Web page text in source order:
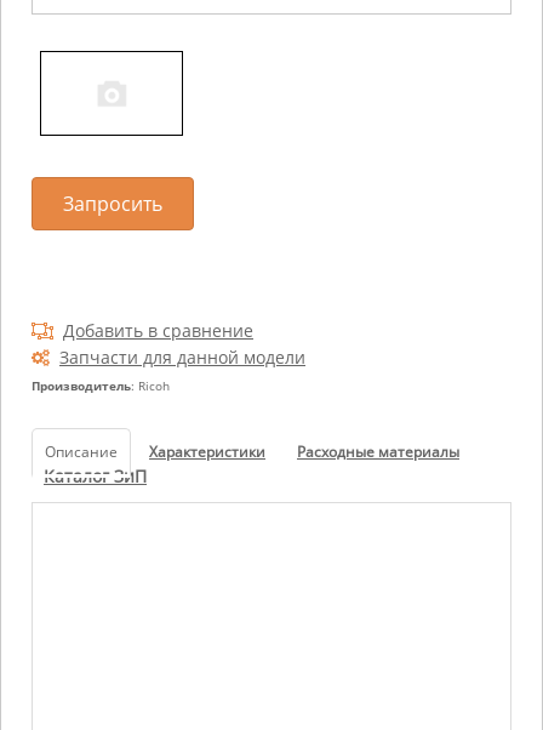
Добавить в сравнение
Запчасти для данной модели
Производитель: Ricoh
Запросить
Описание Характеристики Расходные материалы
Каталог ЗиП